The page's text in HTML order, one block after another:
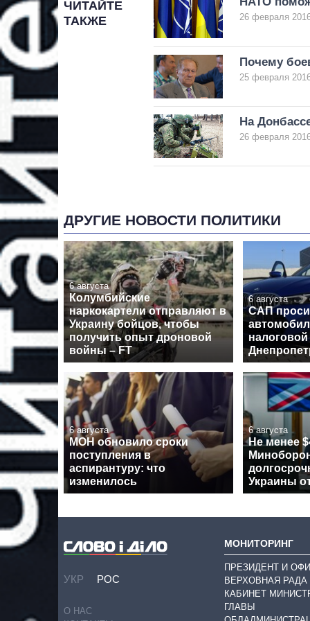
ЧИТАЙТЕ
ТАКЖЕ
26 февраля
Почему
25 февраля
На
26 февраля
ДРУГИЕ НОВОСТИ ПОЛИТИКИ
6 августа
Колумбийские
наркокартели отправляют в
Украину бойцов, чтобы
получить опыт дроновой
войны – FT
6 августа
САП
налоговой
6 августа
МОН обновило сроки
поступления в
аспирантуру: что
изменилось
6 августа
Не менее
Украины
УКР РОС
О НАС
МОНИТОРИНГ
ПРЕЗИДЕНТ И
ВЕРХОВНАЯ РАДА
КАБИНЕТ
ГЛАВЫ